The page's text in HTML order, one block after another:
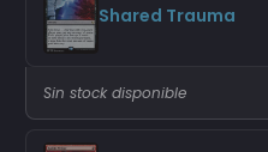
Shared Trauma
Sin stock disponible